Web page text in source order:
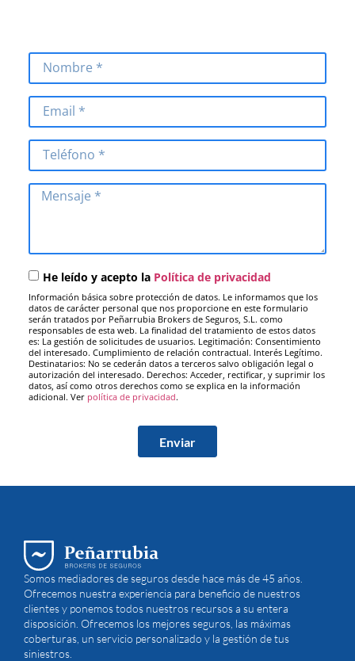
He leído y acepto la Política de privacidad
Información básica sobre protección de datos. Le informamos que los
datos de carácter personal que nos proporcione en este formulario
serán tratados por Peñarrubia Brokers de Seguros, S.L. como
responsables de esta web. La finalidad del tratamiento de estos datos
es: La gestión de solicitudes de usuarios. Legitimación: Consentimiento
del interesado. Cumplimiento de relación contractual. Interés Legítimo.
Destinatarios: No se cederán datos a terceros salvo obligación legal o
autorización del interesado. Derechos: Acceder, rectificar, y suprimir los
datos, así como otros derechos como se explica en la información
adicional. Ver política de privacidad.
Enviar
Somos mediadores de seguros desde hace más de 45 años.
Ofrecemos nuestra experiencia para beneficio de nuestros
clientes y ponemos todos nuestros recursos a su entera
disposición. Ofrecemos los mejores seguros, las máximas
coberturas, un servicio personalizado y la gestión de tus
siniestros.